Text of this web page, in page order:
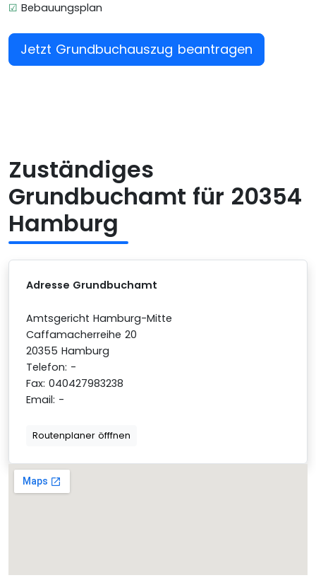
☑Bebauungsplan
Jetzt Grundbuchauszug beantragen
Zuständiges
Grundbuchamt für 20354
Hamburg
Adresse Grundbuchamt
Amtsgericht Hamburg-Mitte
Caffamacherreihe 20
20355 Hamburg
Telefon: -
Fax: 040427983238
Email: -
Routenplaner öfffnen